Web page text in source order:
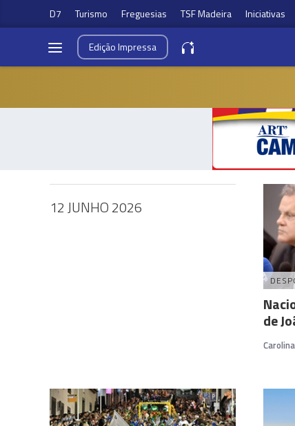
D7 Turismo Freguesias TSF Madeira Iniciativas
EdiçãoImpressa
12 JUNHO 2026
de